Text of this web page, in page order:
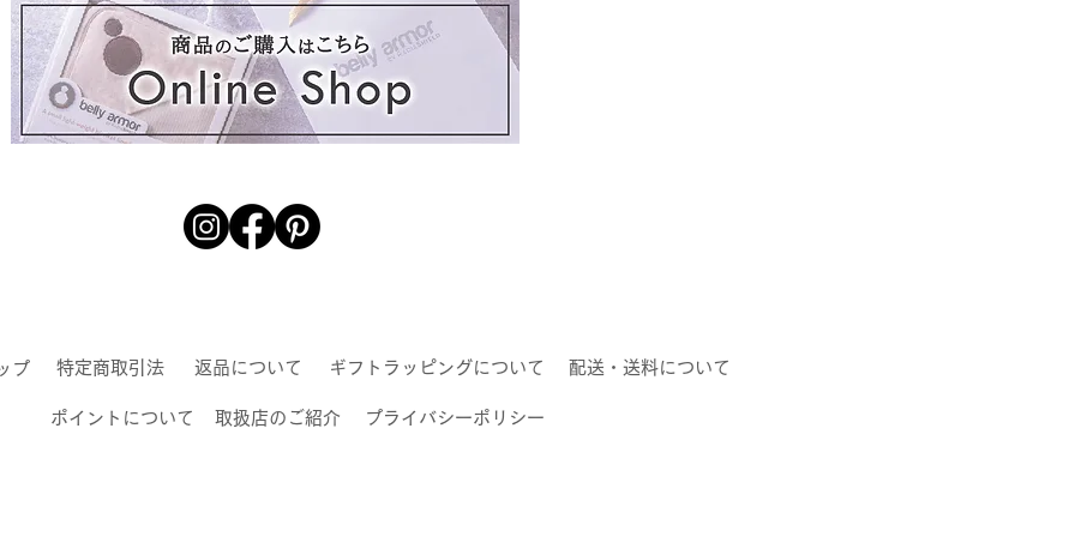
プ 特定商取引法 返品について ギフトラッピングについて 配送・送料について
ポイントについて 取扱店のご紹介 プライバシーポリシー